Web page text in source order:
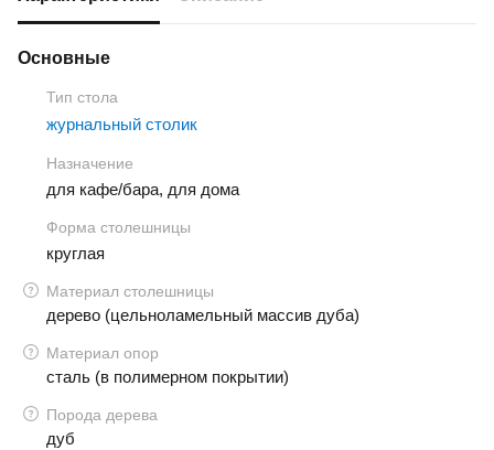
Основные
Тип стола
журнальный столик
Назначение
для кафе/бара, для дома
Форма столешницы
круглая
Материал столешницы
дерево (цельноламельный массив дуба)
Материал опор
сталь (в полимерном покрытии)
Порода дерева
дуб